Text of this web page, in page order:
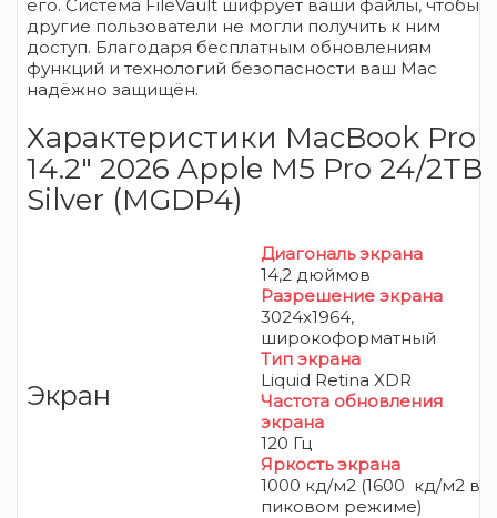
его. Система FileVault шифрует ваши файлы, чтобы
другие пользователи не могли получить к ним
доступ. Благодаря бесплатным обновлениям
функций и технологий безопасности ваш Mac
надёжно защищён.
Характеристики MacBook Pro
14.2″ 2026 Apple M5 Pro 24/2TB
Silver (MGDP4)
Экран
Диагональ экрана
14,2 дюймов
Разрешение экрана
3024x1964,
широкоформатный
Тип экрана
Liquid Retina XDR
Частота обновления
экрана
120 Гц
Яркость экрана
1000 кд/м2 (1600 кд/м2 в
пиковом режиме)